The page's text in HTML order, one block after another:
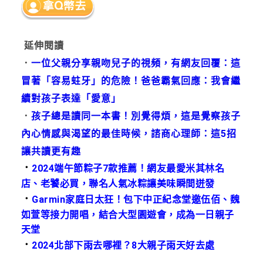
延伸閱讀
． 一位父親分享親吻兒子的視頻，有網友回覆：這
冒著「容易蛀牙」的危險！爸爸霸氣回應：我會繼
續對孩子表達「愛意」
． 孩子總是讀同一本書！別覺得煩，這是覺察孩子
內心情感與渴望的最佳時候，諮商心理師：這5招
讓共讀更有趣
． 2024端午節粽子7款推薦！網友最愛米其林名
店、老饕必買，聯名人氣冰粽讓美味瞬間迸發
． Garmin家庭日太狂！包下中正紀念堂邀伍佰、魏
如萱等接力開唱，結合大型園遊會，成為一日親子
天堂
． 2024北部下雨去哪裡？8大親子雨天好去處